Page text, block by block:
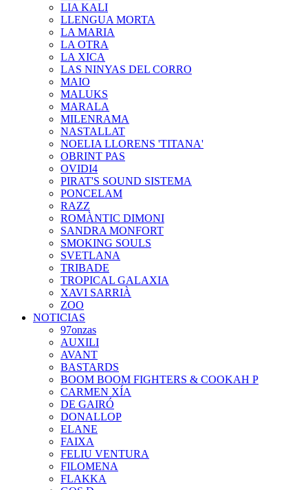
LIA KALI
LLENGUA MORTA
LA MARIA
LA OTRA
LA XICA
LAS NINYAS DEL CORRO
MAIO
MALUKS
MARALA
MILENRAMA
NASTALLAT
NOELIA LLORENS 'TITANA'
OBRINT PAS
OVIDI4
PIRAT'S SOUND SISTEMA
PONCELAM
RAZZ
ROMÀNTIC DIMONI
SANDRA MONFORT
SMOKING SOULS
SVETLANA
TRIBADE
TROPICAL GALAXIA
XAVI SARRIÀ
ZOO
NOTICIAS
97onzas
AUXILI
AVANT
BASTARDS
BOOM BOOM FIGHTERS & COOKAH P
CARMEN XÍA
DE GAIRÓ
DONALLOP
ELANE
FAIXA
FELIU VENTURA
FILOMENA
FLAKKA